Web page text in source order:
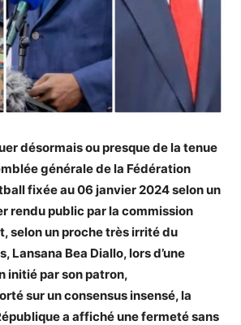
désormais ou presque de la tenue
générale de la Fédération
fixée au 06 janvier 2024 selon un
rendu public par la commission
selon un proche très irrité du
Lansana Bea Diallo, lors d’une
initié par son patron,
sur un consensus insensé, la
a affiché une fermeté sans